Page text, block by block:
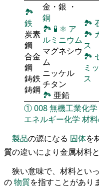
🏞
鉄
炭素
鋼
合金
鋼
鋳鉄
鋳鋼
金・銀 ・
銅
🏞 🧪 ⚛ ア
ルミニウム
マグネシウ
ム
ニッケル
チタン
🏞 亜鉛
🏞
🏞
ス
🏞
ミ
ス
①008無機工業化学
エネルギー化学 材
製品の源になる 固体を
質の違いにより金属材料
狭い意味で、材料とい
の物質を指すことがあり